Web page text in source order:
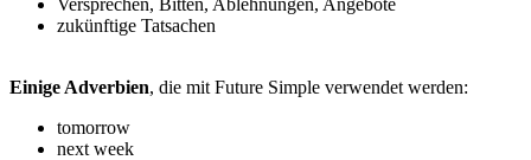
zukünftige Tatsachen
Einige Adverbien, die mit Future Simple verwendet werden:
tomorrow
next week